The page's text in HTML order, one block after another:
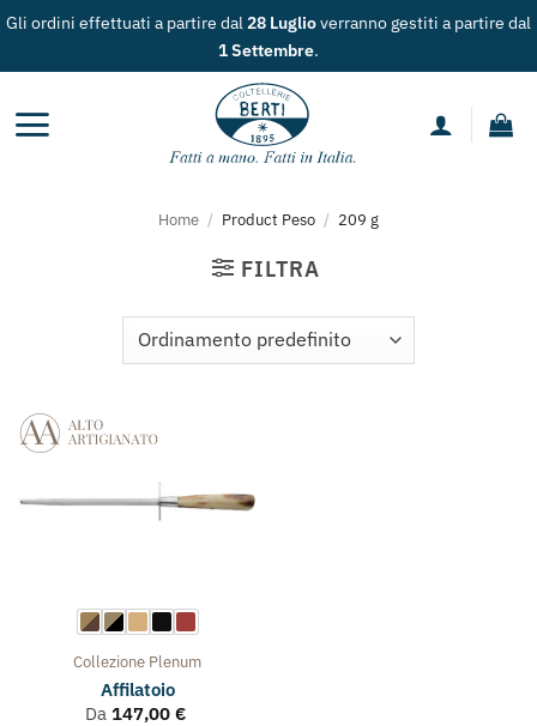
Salta
Gli ordini effettuati a partire dal28 Luglioverranno gestiti a partire dal
1 Settembre.
Home / Product Peso / 209 g
FILTRA
Collezione Plenum
Affilatoio
Da 147,00 €